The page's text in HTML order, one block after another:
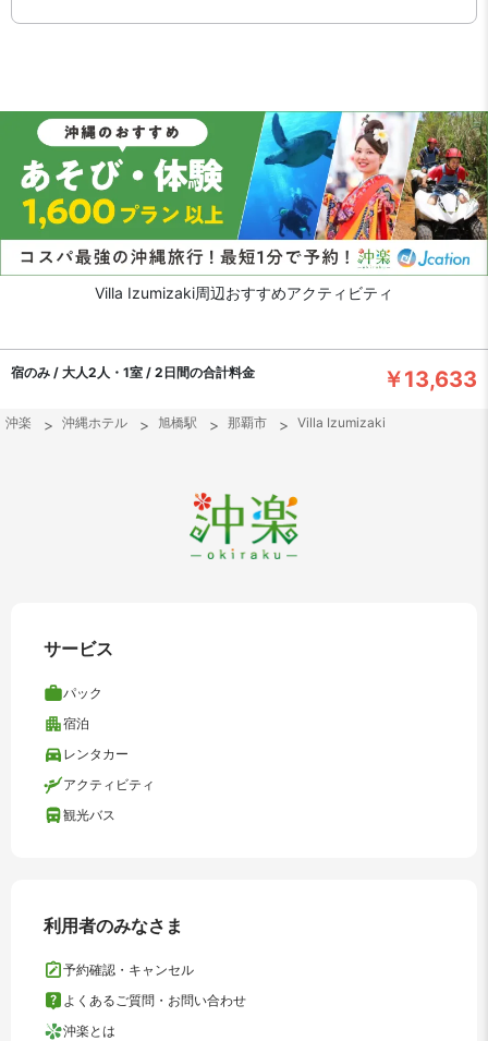
Villa Izumizaki周辺おすすめアクティビティ
宿のみ / 大人2人・1室 / 2日間の合計料金 ￥13,633
沖楽 沖縄ホテル 旭橋駅 那覇市 Villa Izumizaki
サービス
パック
宿泊
レンタカー
アクティビティ
観光バス
利用者のみなさま
予約確認・キャンセル
よくあるご質問・お問い合わせ
沖楽とは